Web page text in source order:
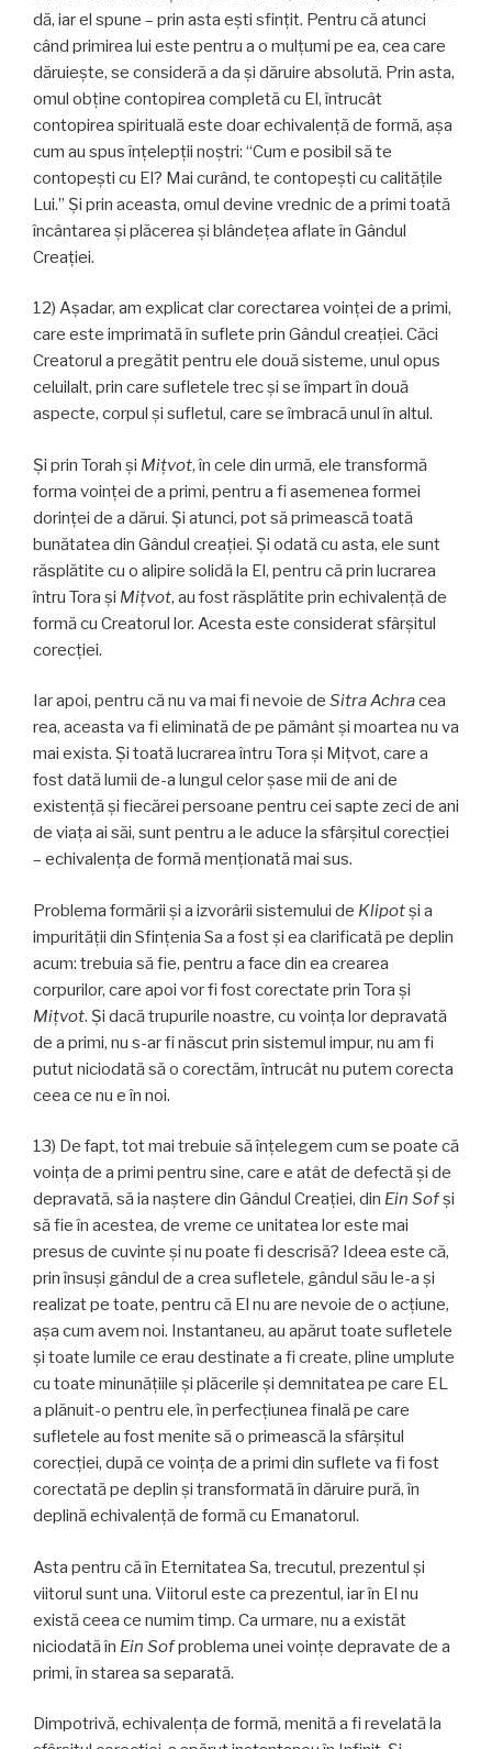
dă, iar el spune – prin asta ești sfințit. Pentru că atunci
când primirea lui este pentru a o mulțumi pe ea, cea care
dăruiește, se consideră a da şi dăruire absolută. Prin asta,
omul obține contopirea completă cu El, întrucât
contopirea spirituală este doar echivalență de formă, așa
cum au spus înțelepții noștri: “Cum e posibil să te
contopeşti cu El? Mai curând, te contopeşti cu calitățile
Lui.” Și prin aceasta, omul devine vrednic de a primi toată
încântarea și plăcerea și blândețea aflate în Gândul
Creației.
12) Așadar, am explicat clar corectarea voinței de a primi,
care este imprimată în suflete prin Gândul creației. Căci
Creatorul a pregătit pentru ele două sisteme, unul opus
celuilalt, prin care sufletele trec și se împart în două
aspecte, corpul și sufletul, care se îmbracă unul în altul.
Și prin Torah și Miţvot, în cele din urmă, ele transformă
forma voinţei de a primi, pentru a fi asemenea formei
dorinței de a dărui. Și atunci, pot să primească toată
bunătatea din Gândul creației. Și odată cu asta, ele sunt
răsplătite cu o alipire solidă la El, pentru că prin lucrarea
întru Tora și Miţvot, au fost răsplătite prin echivalență de
formă cu Creatorul lor. Acesta este considerat sfârșitul
corecției.
Iar apoi, pentru că nu va mai fi nevoie de Sitra Achracea
rea, aceasta va fi eliminată de pe pământ și moartea nu va
mai exista. Și toată lucrarea întru Tora și Miţvot, care a
fost dată lumii de-a lungul celor șase mii de ani de
existență și fiecărei persoane pentru cei sapte zeci de ani
de viața ai săi, sunt pentru a le aduce la sfârșitul corecției
– echivalența de formă menționată mai sus.
Problema formării și a izvorârii sistemului de Klipotși a
impurității din Sfințenia Sa a fost și ea clarificată pe deplin
acum: trebuia să fie, pentru a face din ea crearea
corpurilor, care apoi vor fi fost corectate prin Tora și
Miţvot. Și dacă trupurile noastre, cu voinţa lor depravată
de a primi, nu s-ar fi născut prin sistemul impur, nu am fi
putut niciodată să o corectăm, întrucât nu putem corecta
ceea ce nu e în noi.
13) De fapt, tot mai trebuie să înțelegem cum se poate că
voinţa de a primi pentru sine, care e atât de defectă și de
depravată, să ia naștere din Gândul Creației, din Ein Sofși
să fie în acestea, de vreme ce unitatea lor este mai
presus de cuvinte și nu poate fi descrisă? Ideea este că,
prin însuși gândul de a crea sufletele, gândul său le-a și
realizat pe toate, pentru că El nu are nevoie de o acțiune,
așa cum avem noi. Instantaneu, au apărut toate sufletele
și toate lumile ce erau destinate a fi create, pline umplute
cu toate minunățiile și plăcerile și demnitatea pe care EL
a plănuit-o pentru ele, în perfecțiunea finală pe care
sufletele au fost menite să o primească la sfârșitul
corecției, după ce voinţa de a primi din suflete va fi fost
corectată pe deplin și transformată în dăruire pură, în
deplină echivalență de formă cu Emanatorul.
Asta pentru că în Eternitatea Sa, trecutul, prezentul și
viitorul sunt una. Viitorul este ca prezentul, iar în El nu
există ceea ce numim timp. Ca urmare, nu a existăt
niciodată în Ein Sofproblema unei voințe depravate de a
primi, în starea sa separată.
Dimpotrivă, echivalența de formă, menită a fi revelată la